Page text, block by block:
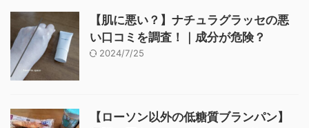
【肌に悪い？】ナチュラグラッセの悪
い口コミを調査！｜成分が危険？
2024/7/25
【ローソン以外の低糖質ブランパン】